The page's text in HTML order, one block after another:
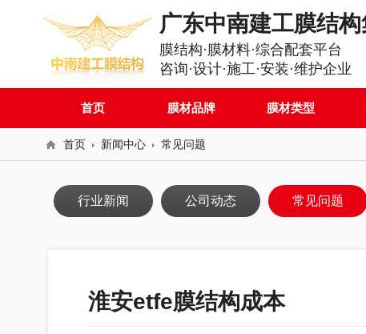
广东中南建工膜结
膜结构·膜材料·综合配套平台
咨询·设计·施工·安装·维护企业
首页 膜材品牌 膜材类型
首页 新闻中心 常见问题
行业新闻 公司动态 常见问题
淮安etfe膜结构成本